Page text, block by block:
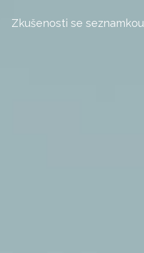
Zkušenosti se seznamkou